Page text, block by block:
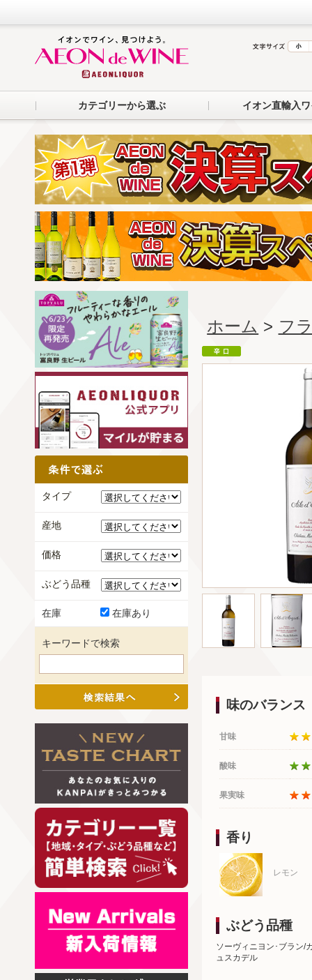
カテゴリーから選ぶ イオン直輸入
ホーム > フ
味のバランス
甘味
酸味
果実味
香り
レモン
ぶどう品種
ソーヴィニヨン･ブラン/
ュスカデル
タイプ
産地
価格
ぶどう品種
在庫 在庫あり
キーワードで検索